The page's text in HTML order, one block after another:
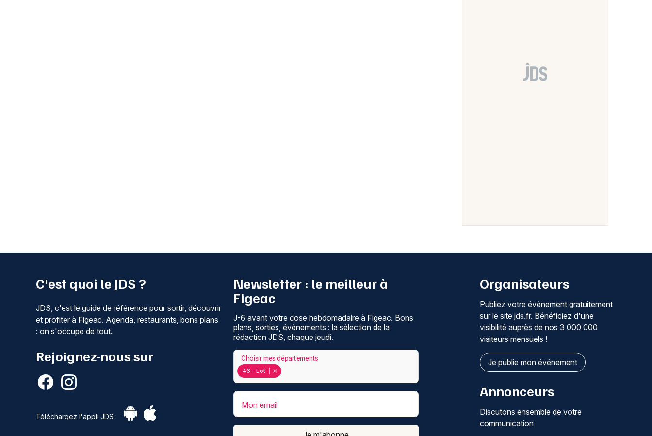
C'est quoi le JDS ?
JDS, c'est le guide de référence pour sortir, découvrir
et profiter à Figeac. Agenda, restaurants, bons plans
: on s'occupe de tout.
Rejoignez-nous sur
Téléchargez l'appli JDS :
Newsletter : le meilleur à
Figeac
J-6 avant votre dose hebdomadaire à Figeac. Bons
plans, sorties, événements : la sélection de la
rédaction JDS, chaque jeudi.
46 - Lot
Choisir mes départements
Mon email
Organisateurs
Publiez votre événement gratuitement
sur le site jds.fr. Bénéficiez d'une
visibilité auprès de nos 3 000 000
visiteurs mensuels !
Je publie mon événement
Annonceurs
Discutons ensemble de votre
communication